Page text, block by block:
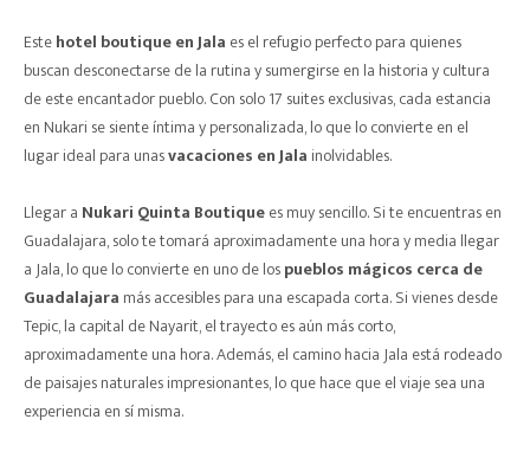
Estehotel boutique en Jala es el refugio perfecto para quienes
buscan desconectarse de la rutina y sumergirse en la historia y cultura
de este encantador pueblo. Con solo 17 suites exclusivas, cada estancia
en Nukari se siente íntima y personalizada, lo que lo convierte en el
lugar ideal para unasvacaciones en Jala inolvidables.
Llegar a Nukari Quinta Boutiquees muy sencillo. Si te encuentras en
Guadalajara, solo te tomará aproximadamente una hora y media llegar
a Jala, lo que lo convierte en uno de lospueblos mágicos cerca de
Guadalajara más accesibles para una escapada corta. Si vienes desde
Tepic, la capital de Nayarit, el trayecto es aún más corto,
aproximadamente una hora. Además, el camino hacia Jala está rodeado
de paisajes naturales impresionantes, lo que hace que el viaje sea una
experiencia en sí misma.